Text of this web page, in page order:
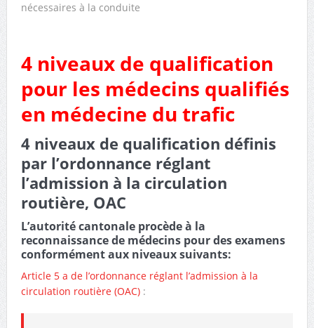
nécessaires à la conduite
4 niveaux de qualification
pour les médecins qualifiés
en médecine du trafic
4 niveaux de qualification définis
par l’ordonnance réglant
l’admission à la circulation
routière, OAC
L’autorité cantonale procède à la
reconnaissance de médecins pour des examens
conformément aux niveaux suivants:
Article 5 a de l’ordonnance réglant l’admission à la
circulation routière (OAC) :